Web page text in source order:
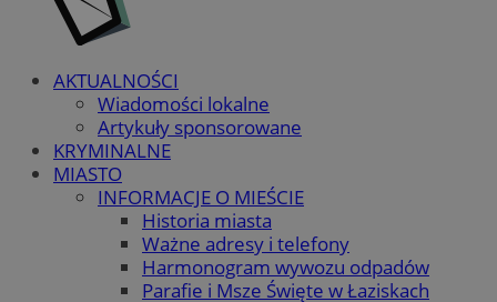
AKTUALNOŚCI
Wiadomości lokalne
Artykuły sponsorowane
KRYMINALNE
MIASTO
INFORMACJE O MIEŚCIE
Historia miasta
Ważne adresy i telefony
Harmonogram wywozu odpadów
Parafie i Msze Święte w Łaziskach